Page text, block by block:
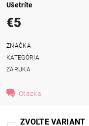
Ušetríte
€5
ZNAČKA
KATEGÓRIA
ZÁRUKA
Otázka
ZVOĽTE VARIANT